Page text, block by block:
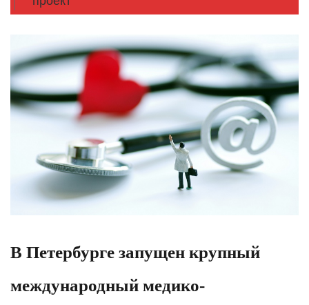
В Петербурге запущен крупный
международный медико-